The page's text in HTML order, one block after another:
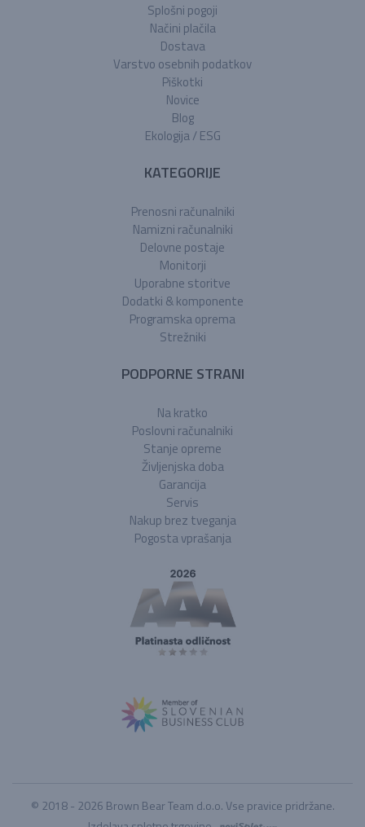
Splošni pogoji
Načini plačila
Dostava
Varstvo osebnih podatkov
Piškotki
Novice
Blog
Ekologija / ESG
KATEGORIJE
Prenosni računalniki
Namizni računalniki
Delovne postaje
Monitorji
Uporabne storitve
Dodatki & komponente
Programska oprema
Strežniki
PODPORNE STRANI
Na kratko
Poslovni računalniki
Stanje opreme
Življenjska doba
Garancija
Servis
Nakup brez tveganja
Pogosta vprašanja
© 2018 - 2026 Brown Bear Team d.o.o. Vse pravice pridržane.